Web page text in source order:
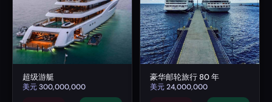
超级游艇
美元300,000,000
豪华邮轮旅行 80 年
美元24,000,000